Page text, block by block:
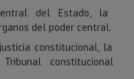
del Estado, la
del poder central.
constitucional, la
constitucional